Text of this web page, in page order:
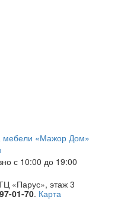
с 10:00 до 19:00
«Парус», этаж 3
01-70. Карта